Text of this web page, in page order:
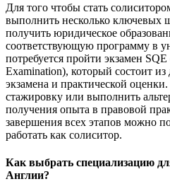
Для того чтобы стать
выполнить несколько ключевых
получить юридическое
соответствующую программу в
потребуется пройти экзамен
Examination), который состоит из
экзамена и практической
стажировку или выполнить
получения опыта в правовой
завершения всех этапов можно
работать как солиситор.
Как выбрать специализацию
Англии?